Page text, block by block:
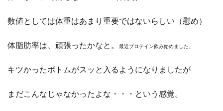
数値としては体重はあまり重要ではないらしい（慰め）
体脂肪率は、頑張ったかなと。 最近プロテイン飲み始めました。
キツかったボトムがスッと入るようになりましたが
まだこんなじゃなかったよな・・・という感覚。